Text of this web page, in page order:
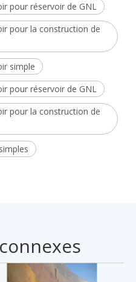
pour réservoir de GNL
pour la construction de
simple
pour réservoir de GNL
pour la construction de